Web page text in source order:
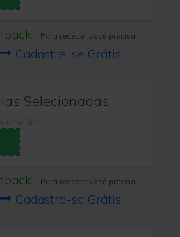
Para receber você precisa
Cadastre-se Grátis!
Selecionadas
Para receber você precisa
Cadastre-se Grátis!